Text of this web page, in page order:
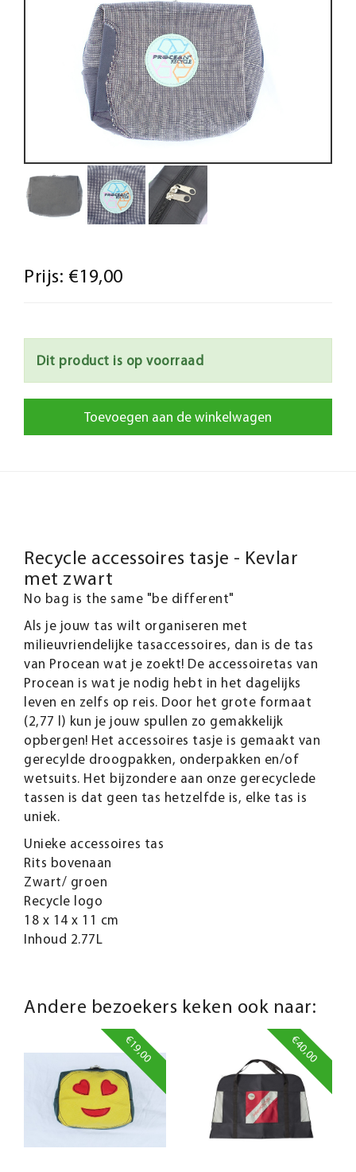
Prijs: €19,00
Dit product is op voorraad
Toevoegen aan de winkelwagen
Recycle accessoires tasje - Kevlar
met zwart
No bag is the same "be different"
Als je jouw tas wilt organiseren met
milieuvriendelijke tasaccessoires, dan is de tas
van Procean wat je zoekt! De accessoiretas van
Procean is wat je nodig hebt in het dagelijks
leven en zelfs op reis. Door het grote formaat
(2,77 l) kun je jouw spullen zo gemakkelijk
opbergen! Het accessoires tasje is gemaakt van
gerecylde droogpakken, onderpakken en/of
wetsuits. Het bijzondere aan onze gerecyclede
tassen is dat geen tas hetzelfde is, elke tas is
uniek.
Unieke accessoires tas
Rits bovenaan
Zwart/ groen
Recycle logo
18 x 14 x 11 cm
Inhoud 2.77L
Andere bezoekers keken ook naar:
€19,00 €40,00